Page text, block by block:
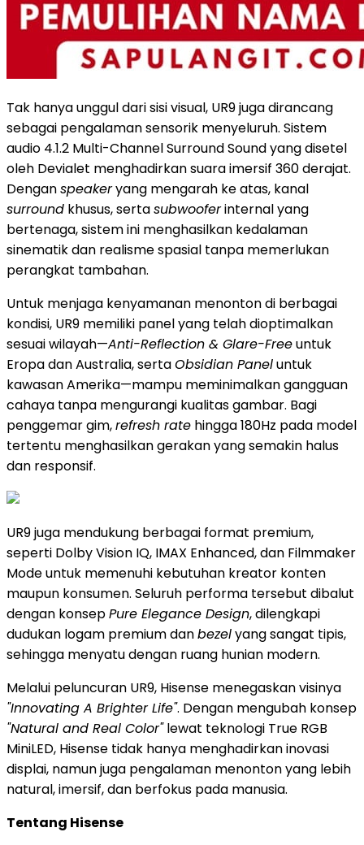
Tak hanya unggul dari sisi visual, UR9 juga dirancang
sebagai pengalaman sensorik menyeluruh. Sistem
audio 4.1.2 Multi-Channel Surround Sound yang disetel
oleh Devialet menghadirkan suara imersif 360 derajat.
Denganspeakeryang mengarah ke atas, kanal
surround khusus, sertasubwooferinternal yang
bertenaga, sistem ini menghasilkan kedalaman
sinematik dan realisme spasial tanpa memerlukan
perangkat tambahan.
Untuk menjaga kenyamanan menonton di berbagai
kondisi, UR9 memiliki panel yang telah dioptimalkan
sesuai wilayah—Anti-Reflection & Glare-Freeuntuk
Eropa dan Australia, sertaObsidian Paneluntuk
kawasan Amerika—mampu meminimalkan gangguan
cahaya tanpa mengurangi kualitas gambar. Bagi
penggemar gim,refresh rate hingga 180Hz pada model
tertentu menghasilkan gerakan yang semakin halus
dan responsif.
UR9 juga mendukung berbagai format premium,
seperti Dolby Vision IQ, IMAX Enhanced, dan Filmmaker
Mode untuk memenuhi kebutuhan kreator konten
maupun konsumen. Seluruh performa tersebut dibalut
dengan konsepPure Elegance Design, dilengkapi
dudukan logam premium danbezelyang sangat tipis,
sehingga menyatu dengan ruang hunian modern.
Melalui peluncuran UR9, Hisense menegaskan visinya
"Innovating A Brighter Life". Dengan mengubah konsep
"Natural and Real Color"lewat teknologi True RGB
MiniLED, Hisense tidak hanya menghadirkan inovasi
displai, namun juga pengalaman menonton yang lebih
natural, imersif, dan berfokus pada manusia.
Tentang Hisense